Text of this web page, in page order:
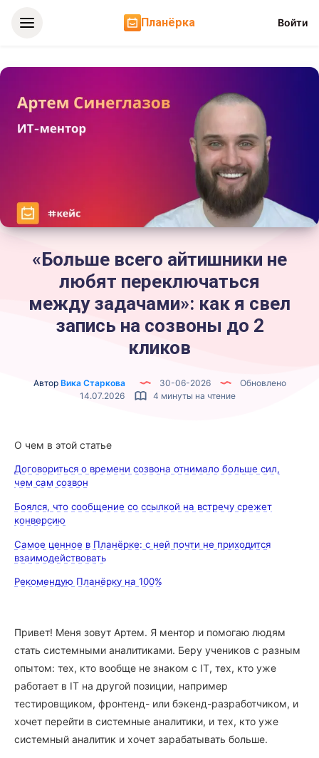
Планёрка Войти
«Больше всего айтишники не
любят переключаться
между задачами»: как я свел
запись на созвоны до 2
кликов
АвторВика Старкова 30-06-2026
Обновлено
14.07.2026
4 минуты на чтение
О чем в этой статье
Договориться о времени созвона отнимало больше сил,
чем сам созвон
Боялся, что сообщение со ссылкой на встречу срежет
конверсию
Самое ценное в Планёрке: с ней почти не приходится
взаимодействовать
Рекомендую Планёрку на 100%
Привет! Меня зовут Артем. Я ментор и помогаю людям
стать системными аналитиками. Беру учеников с разным
опытом: тех, кто вообще не знаком с IT, тех, кто уже
работает в IT на другой позиции, например
тестировщиком, фронтенд- или бэкенд-разработчиком, и
хочет перейти в системные аналитики, и тех, кто уже
системный аналитик и хочет зарабатывать больше.